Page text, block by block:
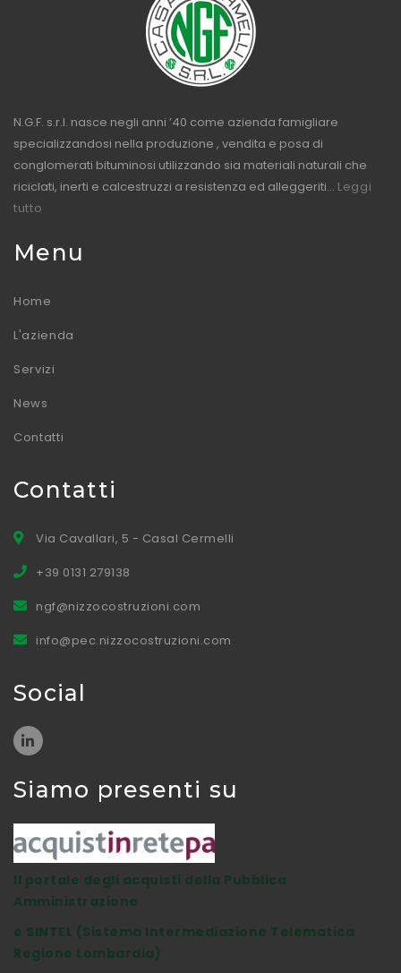
N.G.F. s.r.l. nasce negli anni ’40 come azienda famigliare
specializzandosi nella produzione , vendita e posa di
conglomerati bituminosi utilizzando sia materiali naturali che
riciclati, inerti e calcestruzzi a resistenza ed alleggeriti... Leggi
tutto
Menu
Home
L'azienda
Servizi
News
Contatti
Contatti
Via Cavallari, 5 - Casal Cermelli
+39 0131 279138
ngf@nizzocostruzioni.com
info@pec.nizzocostruzioni.com
Social
Siamo presenti su
Il portale degli acquisti della Pubblica
Amministrazione
e SINTEL (Sistema Intermediazione Telematica
Regione Lombardia)